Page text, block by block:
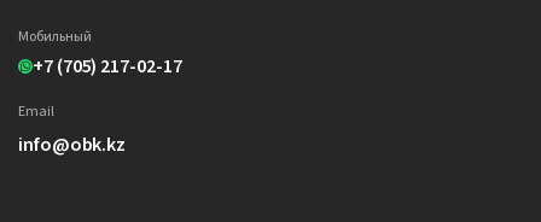
Мобильный
+7 (705) 217-02-17
Email
info@obk.kz